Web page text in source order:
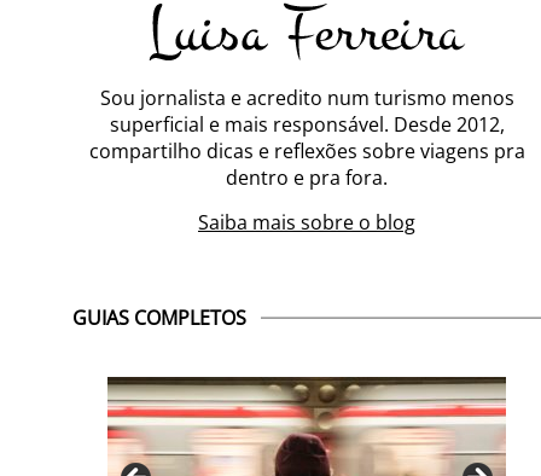
Sou jornalista e acredito num turismo menos
superficial e mais responsável. Desde 2012,
compartilho dicas e reflexões sobre viagens pra
dentro e pra fora.
Saiba mais sobre o blog
GUIAS COMPLETOS